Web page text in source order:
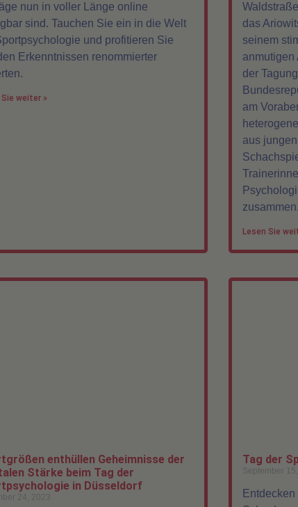
nun in voller Länge online
sind. Tauchen Sie ein in die Welt
und profitieren Sie
Erkenntnissen renommierter
weiter »
das
seinem
anmutigen
der
am
aus
zusammen.
Lesen Sie
enthüllen Geheimnisse der
Stärke beim Tag der
in Düsseldorf
24, 2023
Tag der
September 15,